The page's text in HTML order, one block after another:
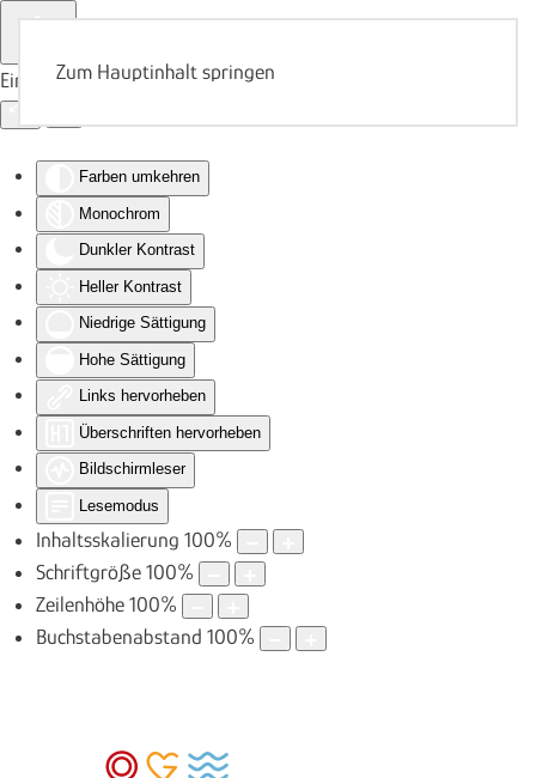
Eingabehilfen öffnen
Farben umkehren
Monochrom
Dunkler Kontrast
Heller Kontrast
Niedrige Sättigung
Hohe Sättigung
Links hervorheben
Überschriften hervorheben
Bildschirmleser
Lesemodus
Inhaltsskalierung 100%
Schriftgröße 100%
Zeilenhöhe 100%
Buchstabenabstand 100%
Zum Hauptinhalt springen